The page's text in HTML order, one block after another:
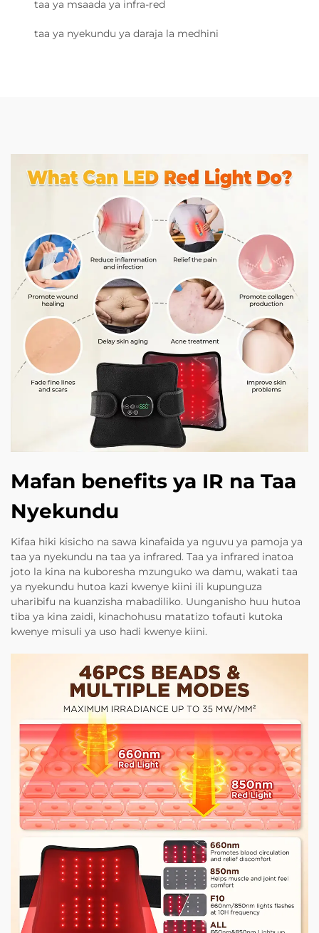
taa ya msaada ya infra-red
taa ya nyekundu ya daraja la medhini
Mafan benefits ya IR na Taa
Nyekundu
Kifaa hiki kisicho na sawa kinafaida ya nguvu ya pamoja ya
taa ya nyekundu na taa ya infrared. Taa ya infrared inatoa
joto la kina na kuboresha mzunguko wa damu, wakati taa
ya nyekundu hutoa kazi kwenye kiini ili kupunguza
uharibifu na kuanzisha mabadiliko. Uunganisho huu hutoa
tiba ya kina zaidi, kinachohusu matatizo tofauti kutoka
kwenye misuli ya uso hadi kwenye kiini.